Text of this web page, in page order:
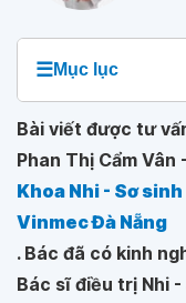
☰Mục lục
Bài viết được tư
Phan Thị Cẩm Vân
Khoa Nhi - Sơ
Vinmec Đà Nẵng
. Bác đã có kinh
Bác sĩ điều trị Nhi